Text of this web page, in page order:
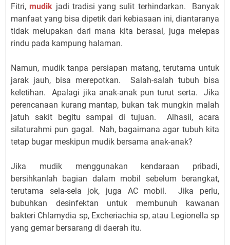
Fitri, mudik jadi tradisi yang sulit terhindarkan. Banyak
manfaat yang bisa dipetik dari kebiasaan ini, diantaranya
tidak melupakan dari mana kita berasal, juga melepas
rindu pada kampung halaman.
Namun, mudik tanpa persiapan matang, terutama untuk
jarak jauh, bisa merepotkan. Salah-salah tubuh bisa
keletihan. Apalagi jika anak-anak pun turut serta. Jika
perencanaan kurang mantap, bukan tak mungkin malah
jatuh sakit begitu sampai di tujuan. Alhasil, acara
silaturahmi pun gagal. Nah, bagaimana agar tubuh kita
tetap bugar meskipun mudik bersama anak-anak?
Jika mudik menggunakan kendaraan pribadi,
bersihkanlah bagian dalam mobil sebelum berangkat,
terutama sela-sela jok, juga AC mobil. Jika perlu,
bubuhkan desinfektan untuk membunuh kawanan
bakteri Chlamydia sp, Excheriachia sp, atau Legionella sp
yang gemar bersarang di daerah itu.